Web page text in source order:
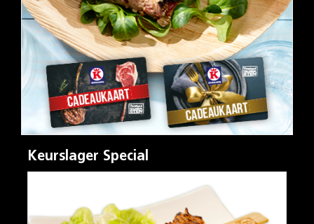
Keurslager Special